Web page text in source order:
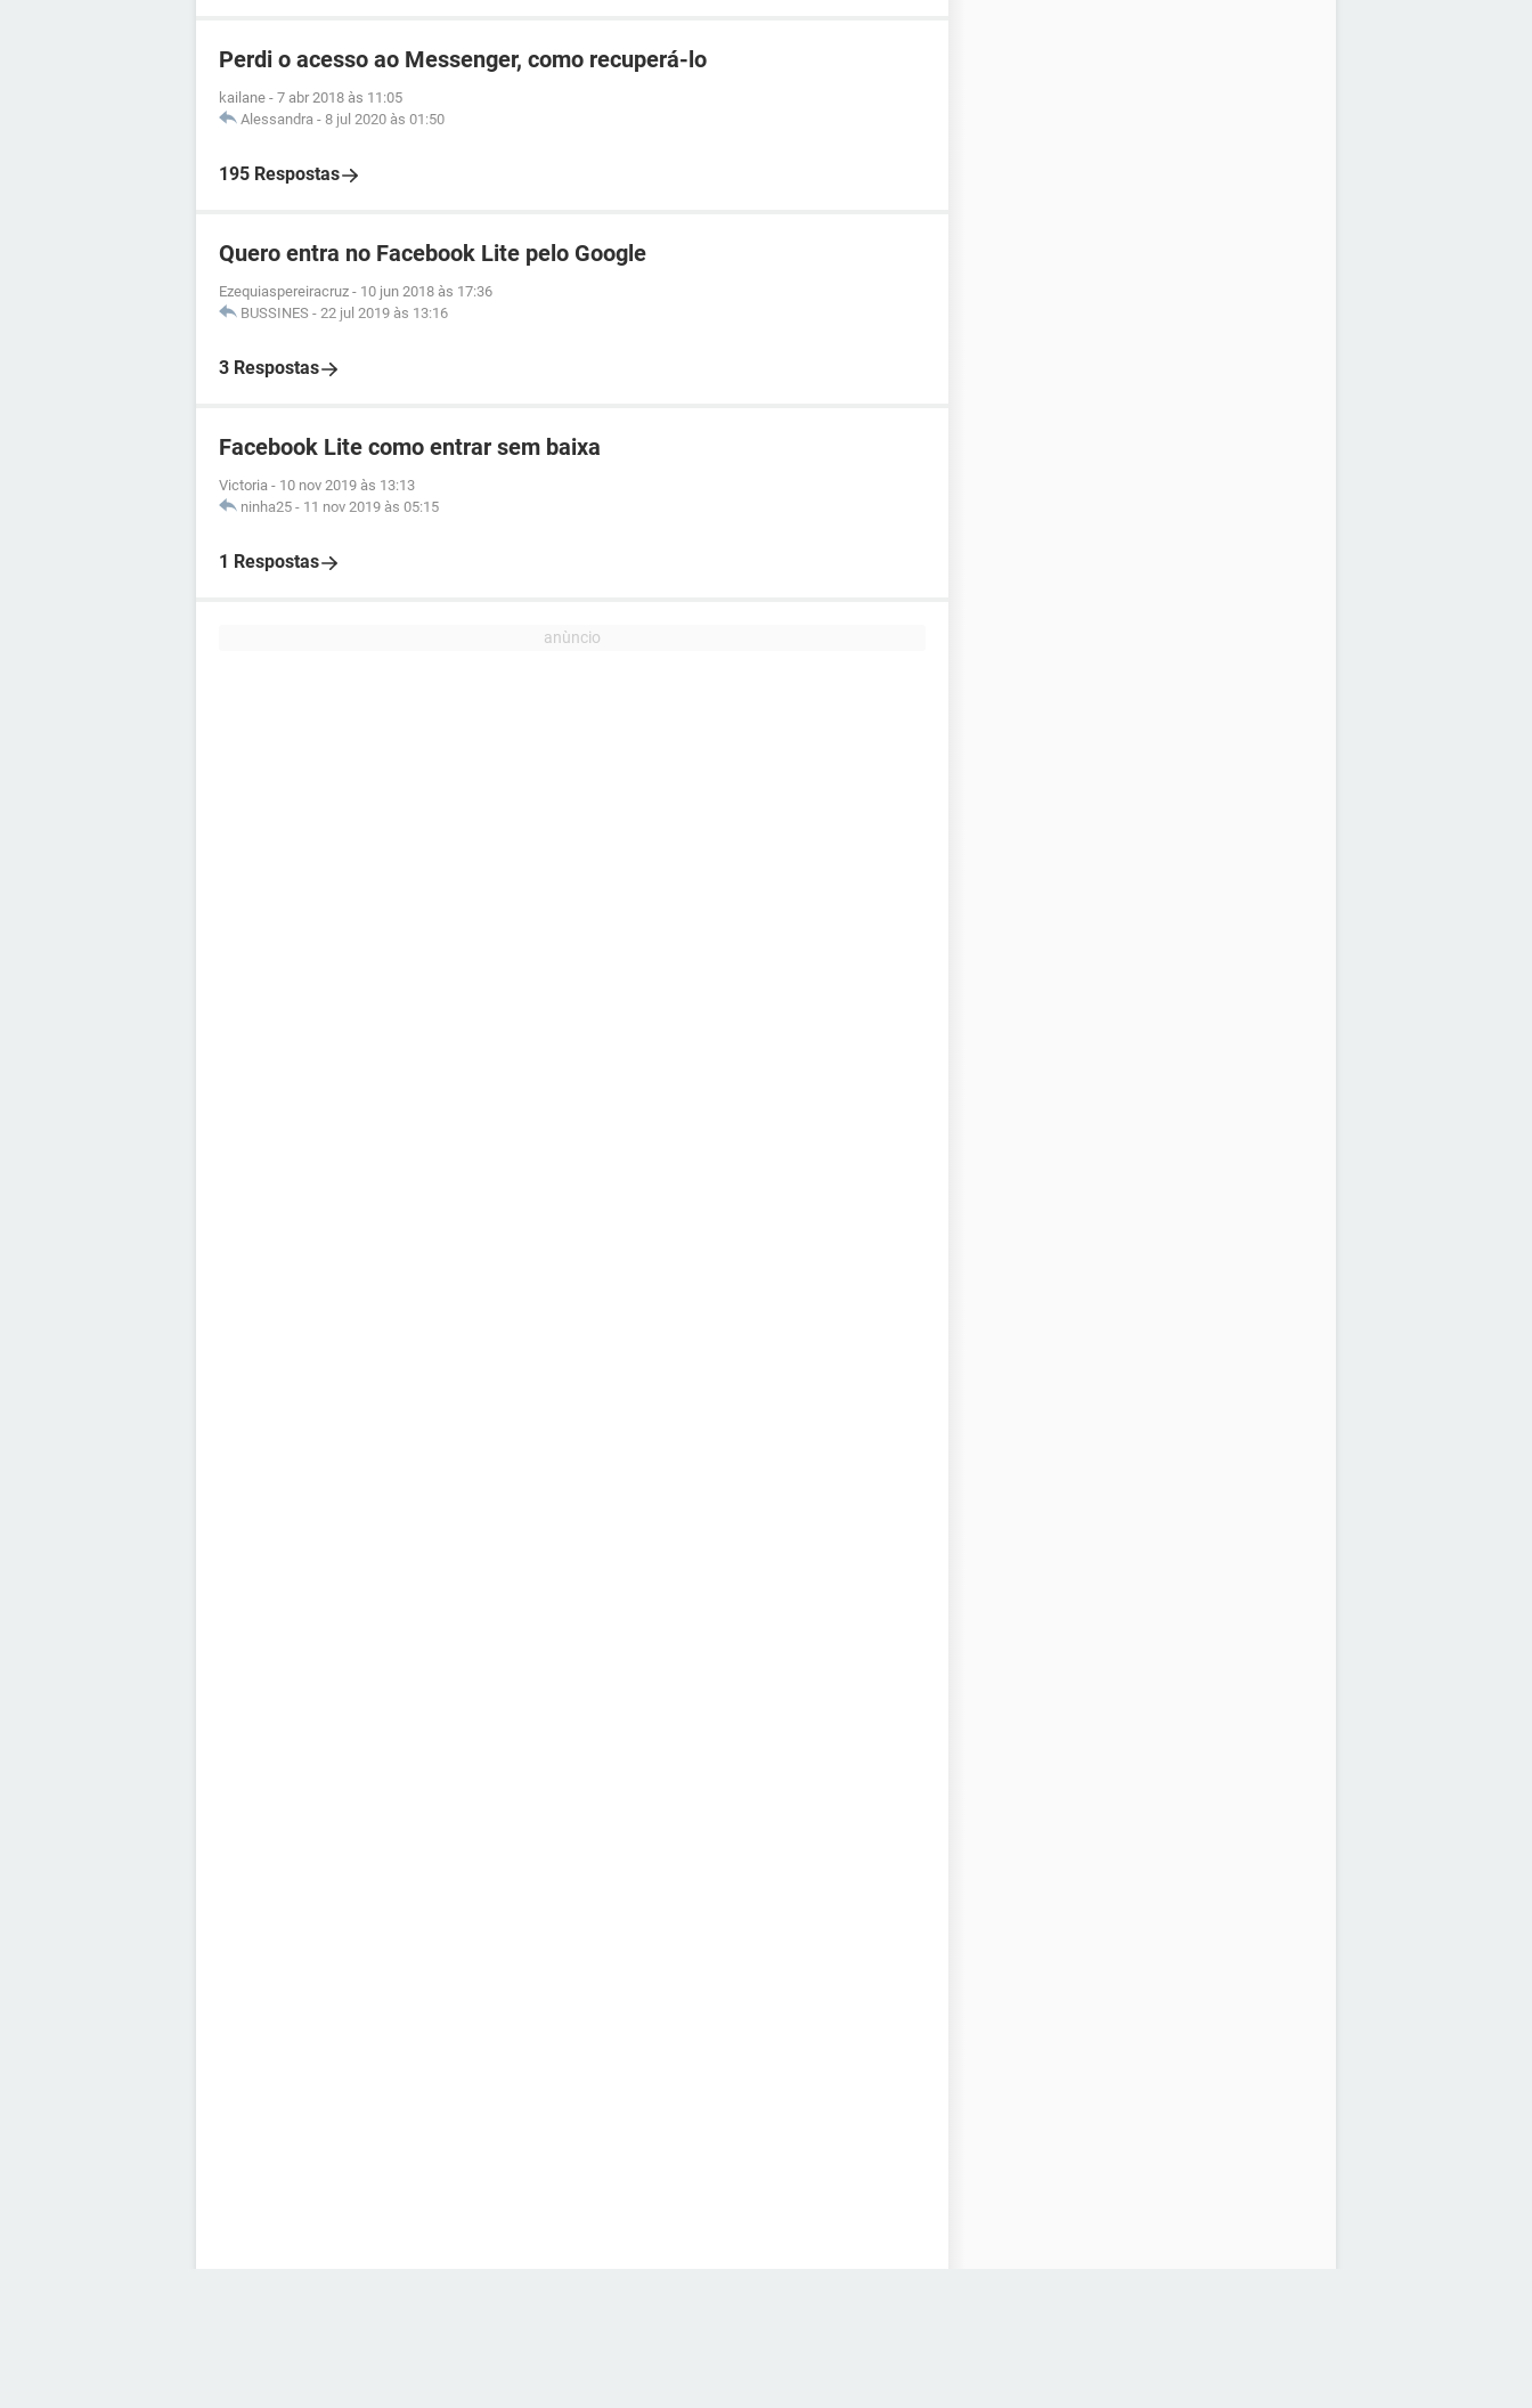
Perdi o acesso ao Messenger, como recuperá-lo
kailane - 7 abr 2018 às 11:05
Alessandra - 8 jul 2020 às 01:50
195 Respostas
Quero entra no Facebook Lite pelo Google
Ezequiaspereiracruz - 10 jun 2018 às 17:36
BUSSINES - 22 jul 2019 às 13:16
3 Respostas
Facebook Lite como entrar sem baixa
Victoria - 10 nov 2019 às 13:13
ninha25 - 11 nov 2019 às 05:15
1 Respostas